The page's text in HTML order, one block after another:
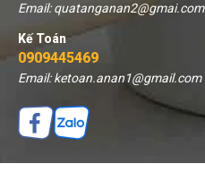
Email: quatanganan2@gmai.com
Kế Toán
0909445469
Email: ketoan.anan1@gmail.com